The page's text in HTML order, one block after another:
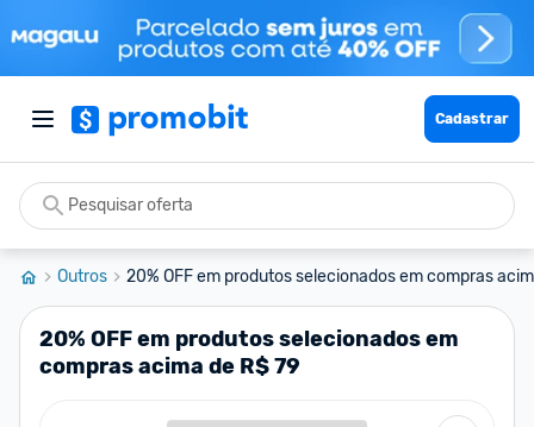
Cadastrar
Outros 20% OFF em produtos selecionados em compras
20% OFF em produtos selecionados em
compras acima de R$ 79